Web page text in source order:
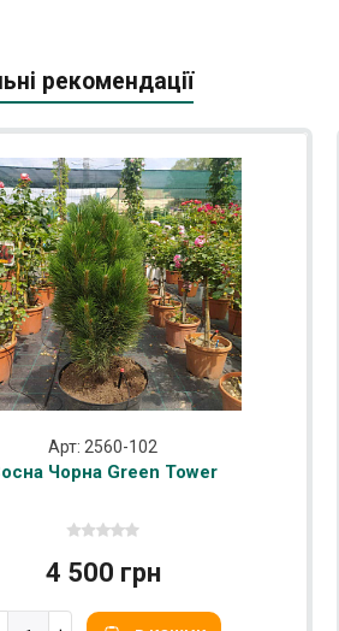
рекомендації
Арт: 2560-102
Чорна Green Tower
4 500 грн